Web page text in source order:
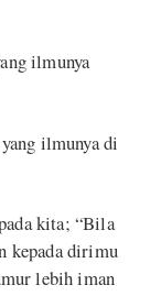
ilmunya
ilmunya di
kita; “Bila
kepada dirimu
lebih iman